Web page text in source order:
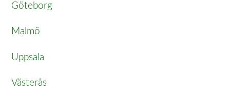
Göteborg
Malmö
Uppsala
Västerås